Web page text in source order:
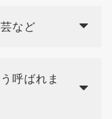
など
呼ばれま